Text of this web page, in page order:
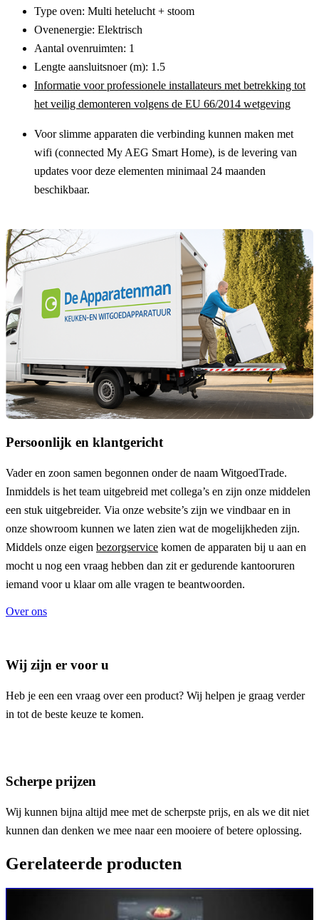
Type oven: Multi hetelucht + stoom
Ovenenergie: Elektrisch
Aantal ovenruimten: 1
Lengte aansluitsnoer (m): 1.5
Informatie voor professionele installateurs met betrekking tot
het veilig demonteren volgens de EU 66/2014 wetgeving
Voor slimme apparaten die verbinding kunnen maken met
wifi (connected My AEG Smart Home), is de levering van
updates voor deze elementen minimaal 24 maanden
beschikbaar.
Persoonlijk en klantgericht
Vader en zoon samen begonnen onder de naam WitgoedTrade.
Inmiddels is het team uitgebreid met collega’s en zijn onze middelen
een stuk uitgebreider. Via onze website’s zijn we vindbaar en in
onze showroom kunnen we laten zien wat de mogelijkheden zijn.
Middels onze eigen bezorgservice komen de apparaten bij u aan en
mocht u nog een vraag hebben dan zit er gedurende kantooruren
iemand voor u klaar om alle vragen te beantwoorden.
Over ons
Wij zijn er voor u
Heb je een een vraag over een product? Wij helpen je graag verder
in tot de beste keuze te komen.
Scherpe prijzen
Wij kunnen bijna altijd mee met de scherpste prijs, en als we dit niet
kunnen dan denken we mee naar een mooiere of betere oplossing.
Gerelateerde producten